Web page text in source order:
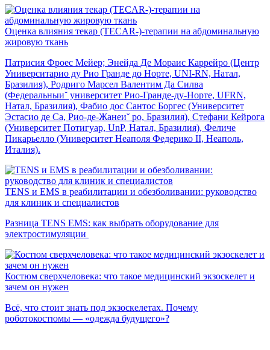
Оценка влияния текар (TECAR-)-терапии на абдоминальную
жировую ткань
Патрисия Фроес Мейер; Энейда Де Мораис Каррейро (Центр
Университарио ду Рио Гранде до Норте, UNI-RN, Натал,
Бразилия), Родриго Марсел Валентим Да Силва
(Федеральныи˘ университет Рио-Гранде-ду-Норте, UFRN,
Натал, Бразилия), Фабио дос Сантос Боргес (Университет
Эстасио де Са, Рио-де-Жанеи˘ ро, Бразилия), Стефани Кейрога
(Университет Потигуар, UnP, Натал, Бразилия), Феличе
Пикарьелло (Университет Неаполя Федерико II, Неаполь,
Италия).
TENS и EMS в реабилитации и обезболивании: руководство
для клиник и специалистов
Разница TENS EMS: как выбрать оборудование для
электростимуляции
Костюм сверхчеловека: что такое медицинский экзоскелет и
зачем он нужен
Всё, что стоит знать под экзоскелетах. Почему
роботокостюмы — «одежда будущего»?